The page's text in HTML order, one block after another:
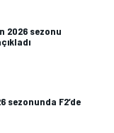
2026 sezonu
sezonunda F2’de